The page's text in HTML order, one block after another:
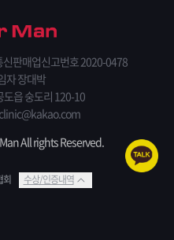
신판매업신고번호 2020-0478
자 장대박
도읍 숭도리 120-10
All rights Reserved.
회 수상/인증내역